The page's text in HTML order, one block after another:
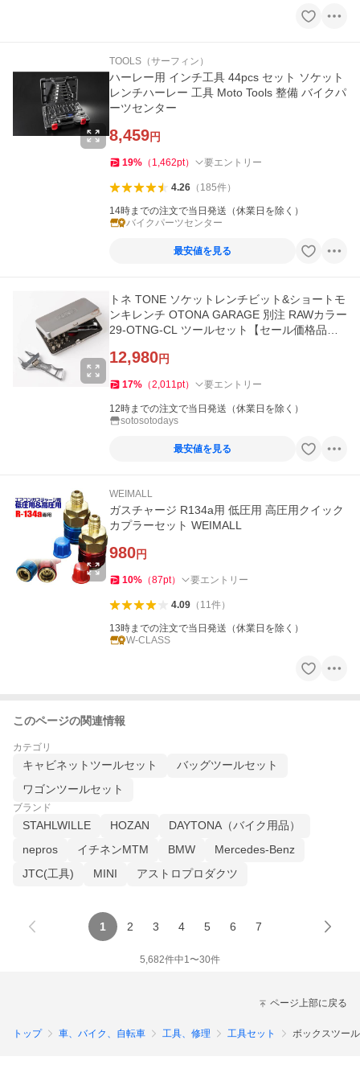
TOOLS（サーフィン）
ハーレー用 インチ工具 44pcs セット ソケット
レンチハーレー 工具 Moto Tools 整備 バイクパ
ーツセンター
8,459円
19% （ 1,462pt） 要エントリー
4.26（ 185件）
14時までの注文で当日発送（休業日を除く）
バイクパーツセンター
最安値を見る
トネ TONE ソケットレンチビット&ショートモ
ンキレンチ OTONA GARAGE 別注 RAWカラー
29-OTNG-CL ツールセット【セール価格品は
12,980円
17% （2,011pt） 要エントリー
12時までの注文で当日発送（休業日を除く）
sotosotodays
最安値を見る
WEIMALL
ガスチャージ R134a用 低圧用 高圧用クイック
カプラーセット WEIMALL
980円
10% （87pt） 要エントリー
4.09（ 11件）
13時までの注文で当日発送（休業日を除く）
W-CLASS
このページの関連情報
カテゴリ
キャビネットツールセット
バッグツールセット
ワゴンツールセット
ブランド
STAHLWILLE HOZAN
DAYTONA（バイク用品）
nepros
イチネンMTM BMW
Mercedes-Benz
JTC(工具)
MINI アストロプロダクツ
1 2 3 4 5 6 7
5,682件中1〜30件
ページ上部に戻る
トップ 車、バイク、自転車 工具、修理 工具セット ボックスツー